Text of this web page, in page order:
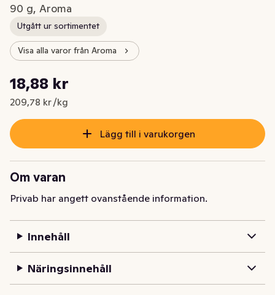
90 g, Aroma
Utgått ur sortimentet
Visa alla varor från Aroma
Nuvarande pris är: 18,88 kr
18,88 kr
209,78 kr /kg
Styckpris: 209,78 kr /kg
Lägg till i varukorgen
Om varan
Privab har angett ovanstående information.
Innehåll
Näringsinnehåll